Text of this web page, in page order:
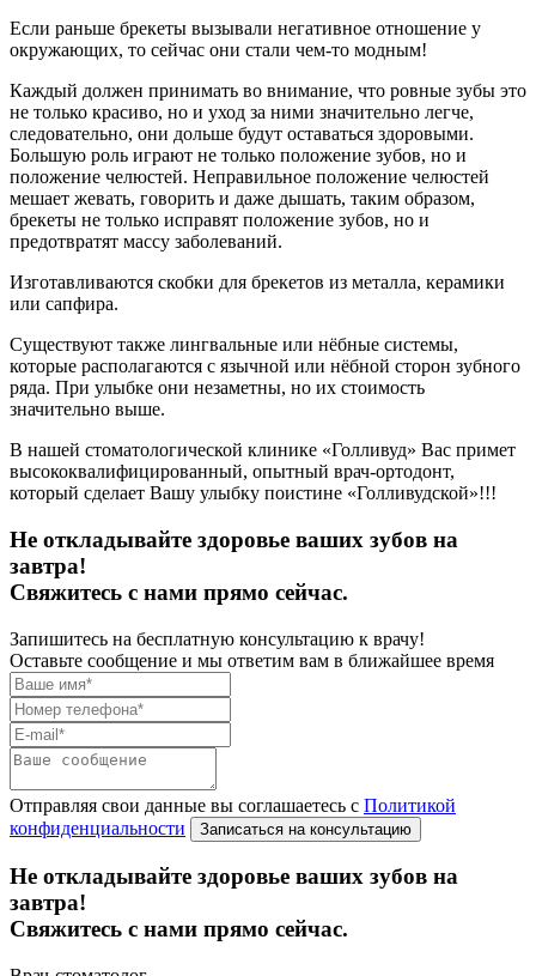
Если раньше брекеты вызывали негативное отношение у
окружающих, то сейчас они стали чем-то модным!
Каждый должен принимать во внимание, что ровные зубы это
не только красиво, но и уход за ними значительно легче,
следовательно, они дольше будут оставаться здоровыми.
Большую роль играют не только положение зубов, но и
положение челюстей. Неправильное положение челюстей
мешает жевать, говорить и даже дышать, таким образом,
брекеты не только исправят положение зубов, но и
предотвратят массу заболеваний.
Изготавливаются скобки для брекетов из металла, керамики
или сапфира.
Существуют также лингвальные или нёбные системы,
которые располагаются с язычной или нёбной сторон зубного
ряда. При улыбке они незаметны, но их стоимость
значительно выше.
В нашей стоматологической клинике «Голливуд» Вас примет
высококвалифицированный, опытный врач-ортодонт,
который сделает Вашу улыбку поистине «Голливудской»!!!
Не откладывайте здоровье ваших зубов на
завтра!
Свяжитесь с нами прямо сейчас.
Запишитесь на бесплатную консультацию к врачу!
Оставьте сообщение и мы ответим вам в ближайшее время
Отправляя свои данные вы соглашаетесь с Политикой
конфиденциальности
Не откладывайте здоровье ваших зубов на
завтра!
Свяжитесь с нами прямо сейчас.